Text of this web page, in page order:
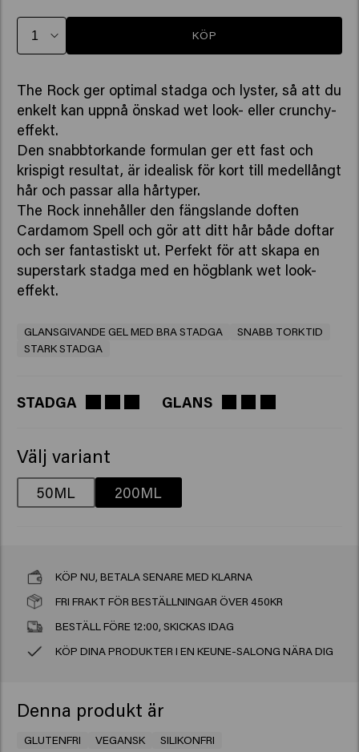
KÖP
The Rock ger optimal stadga och lyster, så att du
enkelt kan uppnå önskad wet look- eller crunchy-
effekt.
Den snabbtorkande formulan ger ett fast och
krispigt resultat, är idealisk för kort till medellångt
hår och passar alla hårtyper.
The Rock innehåller den fängslande doften
Cardamom Spell och gör att ditt hår både doftar
och ser fantastiskt ut. Perfekt för att skapa en
superstark stadga med en högblank wet look-
effekt.
GLANSGIVANDE GEL MED BRA STADGA
SNABB TORKTID
STARK STADGA
STADGA GLANS
Välj variant
50ML 200ML
KÖP NU, BETALA SENARE MED KLARNA
FRI FRAKT FÖR BESTÄLLNINGAR ÖVER 450KR
BESTÄLL FÖRE 12:00, SKICKAS IDAG
KÖP DINA PRODUKTER I EN KEUNE-SALONG NÄRA DIG
Denna produkt är
GLUTENFRI VEGANSK SILIKONFRI